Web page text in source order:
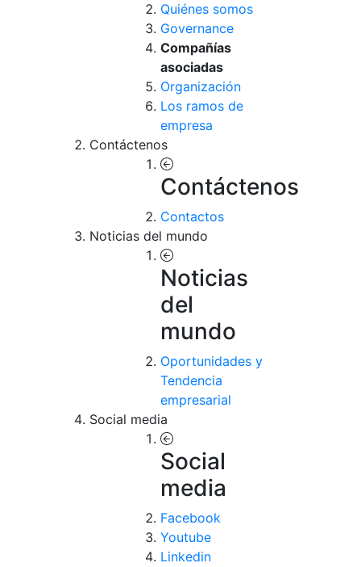
Quiénes somos
Governance
Compañías
asociadas
Organización
Los ramos de
empresa
Contáctenos
Contáctenos
Contactos
Noticias del mundo
Noticias
del
mundo
Oportunidades y
Tendencia
empresarial
Social media
Social
media
Facebook
Youtube
Linkedin